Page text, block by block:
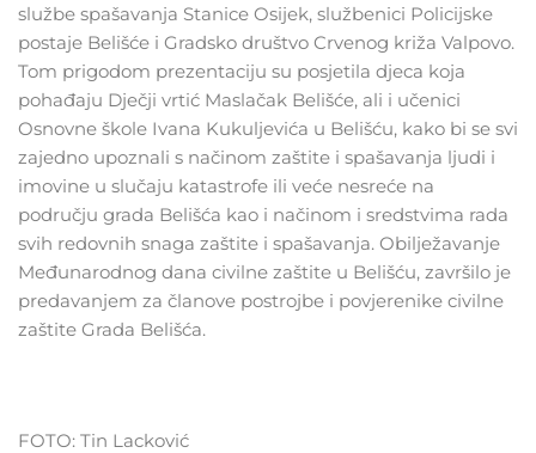
službe spašavanja Stanice Osijek, službenici Policijske
postaje Belišće i Gradsko društvo Crvenog križa Valpovo.
Tom prigodom prezentaciju su posjetila djeca koja
pohađaju Dječji vrtić Maslačak Belišće, ali i učenici
Osnovne škole Ivana Kukuljevića u Belišću, kako bi se svi
zajedno upoznali s načinom zaštite i spašavanja ljudi i
imovine u slučaju katastrofe ili veće nesreće na
području grada Belišća kao i načinom i sredstvima rada
svih redovnih snaga zaštite i spašavanja. Obilježavanje
Međunarodnog dana civilne zaštite u Belišću, završilo je
predavanjem za članove postrojbe i povjerenike civilne
zaštite Grada Belišća.
FOTO: Tin Lacković